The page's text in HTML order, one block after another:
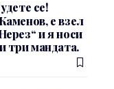
се!
е взел
и я носи
три мандата.